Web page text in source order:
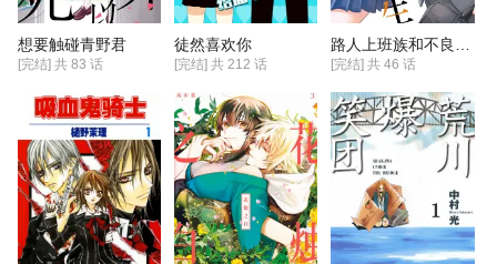
想要触碰青野君
[完结] 共 83 话
徒然喜欢你
[完结] 共 212 话 [完结] 共46 话